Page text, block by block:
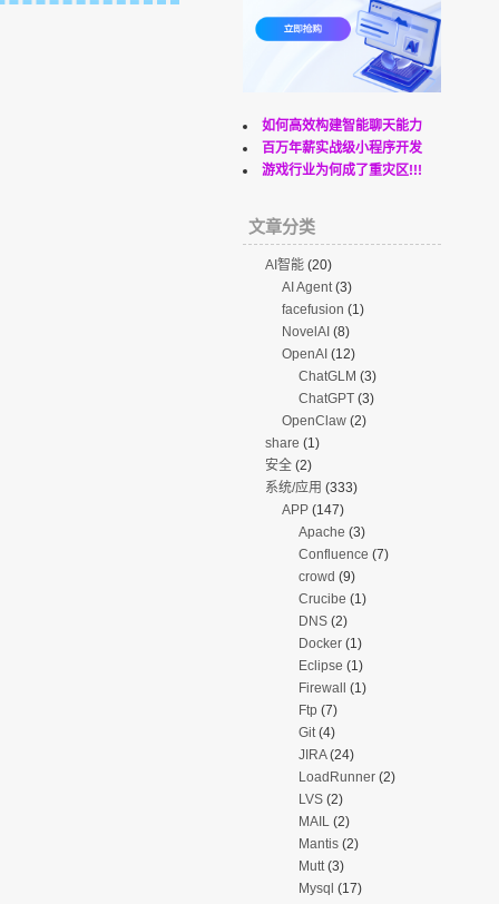
如何高效构建智能聊天能力
百万年薪实战级小程序开发
游戏行业为何成了重灾区!!!
文章分类
AI智能(20)
AI Agent(3)
facefusion (1)
NovelAI(8)
OpenAI(12)
ChatGLM (3)
ChatGPT(3)
OpenClaw(2)
share (1)
安全(2)
系统/应用 (333)
APP(147)
Apache (3)
Confluence (7)
crowd (9)
Crucibe (1)
DNS(2)
Docker(1)
Eclipse (1)
Firewall (1)
Ftp(7)
Git(4)
JIRA(24)
LoadRunner(2)
LVS(2)
MAIL (2)
Mantis(2)
Mutt(3)
Mysql (17)